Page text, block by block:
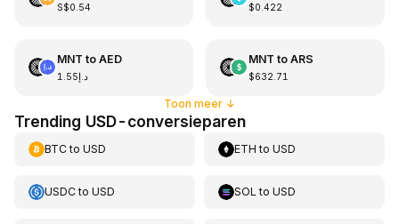
S$0.54 $0.422
MNT to AED
د.إ1.55
MNT to ARS
$632.71
Toon meer↓
Trending USD-conversieparen
BTCto USD ETH toUSD
USDCto USD SOL toUSD